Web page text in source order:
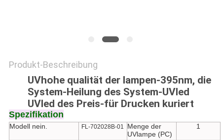
Produkt-Beschreibung
UVhohe qualität der lampen-395nm, die
System-Heilung des System-UVled
UVled des Preis-für Drucken kuriert
Spezifikation
Modell nein. FL-702028B-01
Menge der
UVlampe (PC)
1